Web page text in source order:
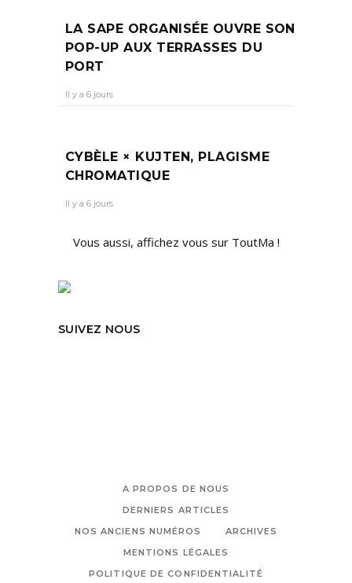
LA SAPE ORGANISÉE OUVRE SON
POP-UP AUX TERRASSES DU
PORT
Il y a 6 jours
CYBÈLE × KUJTEN, PLAGISME
CHROMATIQUE
Il y a 6 jours
Vous aussi, affichez vous sur ToutMa !
SUIVEZ NOUS
A PROPOS DE NOUS
DERNIERS ARTICLES
NOS ANCIENS NUMÉROS
ARCHIVES
MENTIONS LÉGALES
POLITIQUE DE CONFIDENTIALITÉ